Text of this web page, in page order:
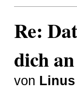
Re:
dich
von Linus